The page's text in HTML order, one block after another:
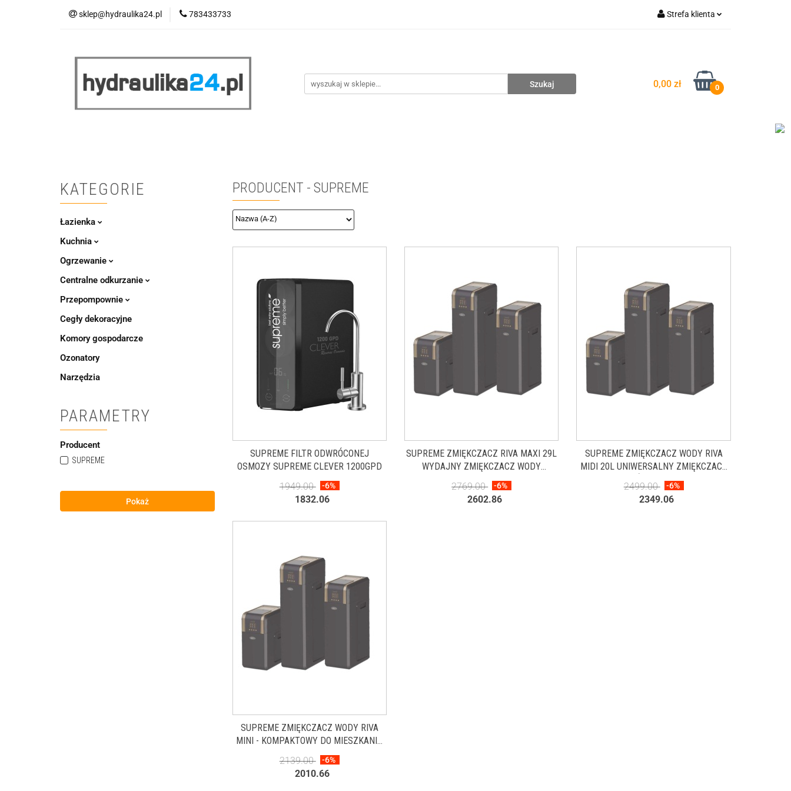
sklep@hydraulika24.pl 783433733 Strefa klienta
Dodaj zgłoszenie
0,00 zł 0
Łazienka
Wyprzedaż WYCENA ZESTAWÓW
KATEGORIE
Łazienka
Kuchnia
Ogrzewanie
Centralne odkurzanie
Przepompownie
Cegły dekoracyjne
Komory gospodarcze
Ozonatory
Narzędzia
PARAMETRY
Producent
SUPREME
Pokaż
PRODUCENT - SUPREME
SUPREME FILTR ODWRÓCONEJ
OSMOZY SUPREME CLEVER 1200GPD
1949.00
-6%
1832.06
SUPREME ZMIĘKCZACZ RIVA MAXI 29L
WYDAJNY ZMIĘKCZACZ WODY
PRZEZNACZONY DO WIĘKSZYCH
DOMÓW I GOSPODARSTW O WYSOKIM
ZUŻYCIU WODY
2769.00 -6%
2602.86
SUPREME ZMIĘKCZACZ WODY RIVA
MIDI 20L UNIWERSALNY ZMIĘKCZACZ
WODY DO DOMÓW JEDNORODZINNYCH
2499.00 -6%
2349.06
SUPREME ZMIĘKCZACZ WODY RIVA
MINI - KOMPAKTOWY DO MIESZKANIA
2139.00 -6%
2010.66